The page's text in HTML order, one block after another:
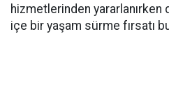
hizmetlerinden yararlanırken
içe bir yaşam sürme fırsatı